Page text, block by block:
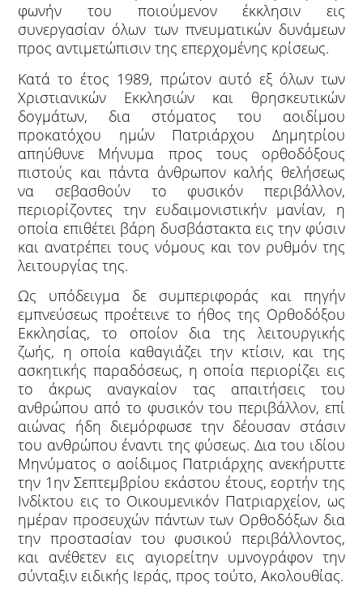
φωνήν του ποιούμενον έκκλησιν εις
συνεργασίαν όλων των πνευματικών δυνάμεων
προς αντιμετώπισιν της επερχομένης κρίσεως.
Κατά το έτος 1989, πρώτον αυτό εξ όλων των
Χριστιανικών Εκκλησιών και θρησκευτικών
δογμάτων, δια στόματος του αοιδίμου
προκατόχου ημών Πατριάρχου Δημητρίου
απηύθυνε Μήνυμα προς τους ορθοδόξους
πιστούς και πάντα άνθρωπον καλής θελήσεως
να σεβασθούν το φυσικόν περιβάλλον,
περιορίζοντες την ευδαιμονιστικήν μανίαν, η
οποία επιθέτει βάρη δυσβάστακτα εις την φύσιν
και ανατρέπει τους νόμους και τον ρυθμόν της
λειτουργίας της.
Ως υπόδειγμα δε συμπεριφοράς και πηγήν
εμπνεύσεως προέτεινε το ήθος της Ορθοδόξου
Εκκλησίας, το οποίον δια της λειτουργικής
ζωής, η οποία καθαγιάζει την κτίσιν, και της
ασκητικής παραδόσεως, η οποία περιορίζει εις
το άκρως αναγκαίον τας απαιτήσεις του
ανθρώπου από το φυσικόν του περιβάλλον, επί
αιώνας ήδη διεμόρφωσε την δέουσαν στάσιν
του ανθρώπου έναντι της φύσεως. Δια του ιδίου
Μηνύματος ο αοίδιμος Πατριάρχης ανεκήρυττε
την 1ην Σεπτεμβρίου εκάστου έτους, εορτήν της
Ινδίκτου εις το Οικουμενικόν Πατριαρχείον, ως
ημέραν προσευχών πάντων των Ορθοδόξων δια
την προστασίαν του φυσικού περιβάλλοντος,
και ανέθετεν εις αγιορείτην υμνογράφον την
σύνταξιν ειδικής Ιεράς, προς τούτο, Ακολουθίας.